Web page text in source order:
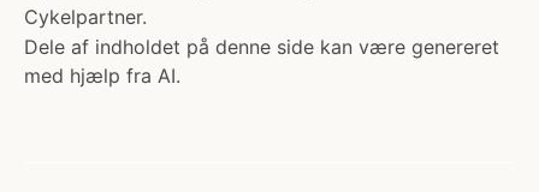
Cykelpartner.
Dele af indholdet på denne side kan være genereret
med hjælp fra AI.